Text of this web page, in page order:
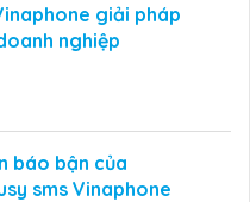
giải pháp
nghiệp
báo bận của
sms Vinaphone